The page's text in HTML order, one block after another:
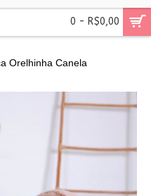
0 - R$0,00
Orelhinha Canela